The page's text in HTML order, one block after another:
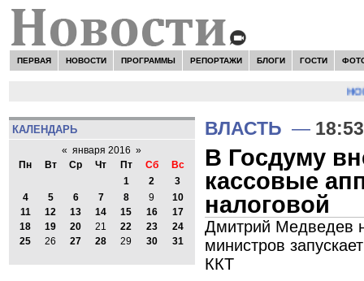
ПЕРВАЯ НОВОСТИ ПРОГРАММЫ РЕПОРТАЖИ БЛОГИ ГОСТИ
КАЛЕНДАРЬ
« января 2016 »
Пн
Вт Ср Чт Пт Сб
Вс
1
2
3
4
5 6 7 8 9
10
11
12 13 14 15 16
17
18
19 20 21 22 23
24
25
26 27 28 29 30 31
ВЛАСТЬ — 18:53
В Госдуму
кассовые
налоговой
Дмитрий Медведев
министров
ККТ